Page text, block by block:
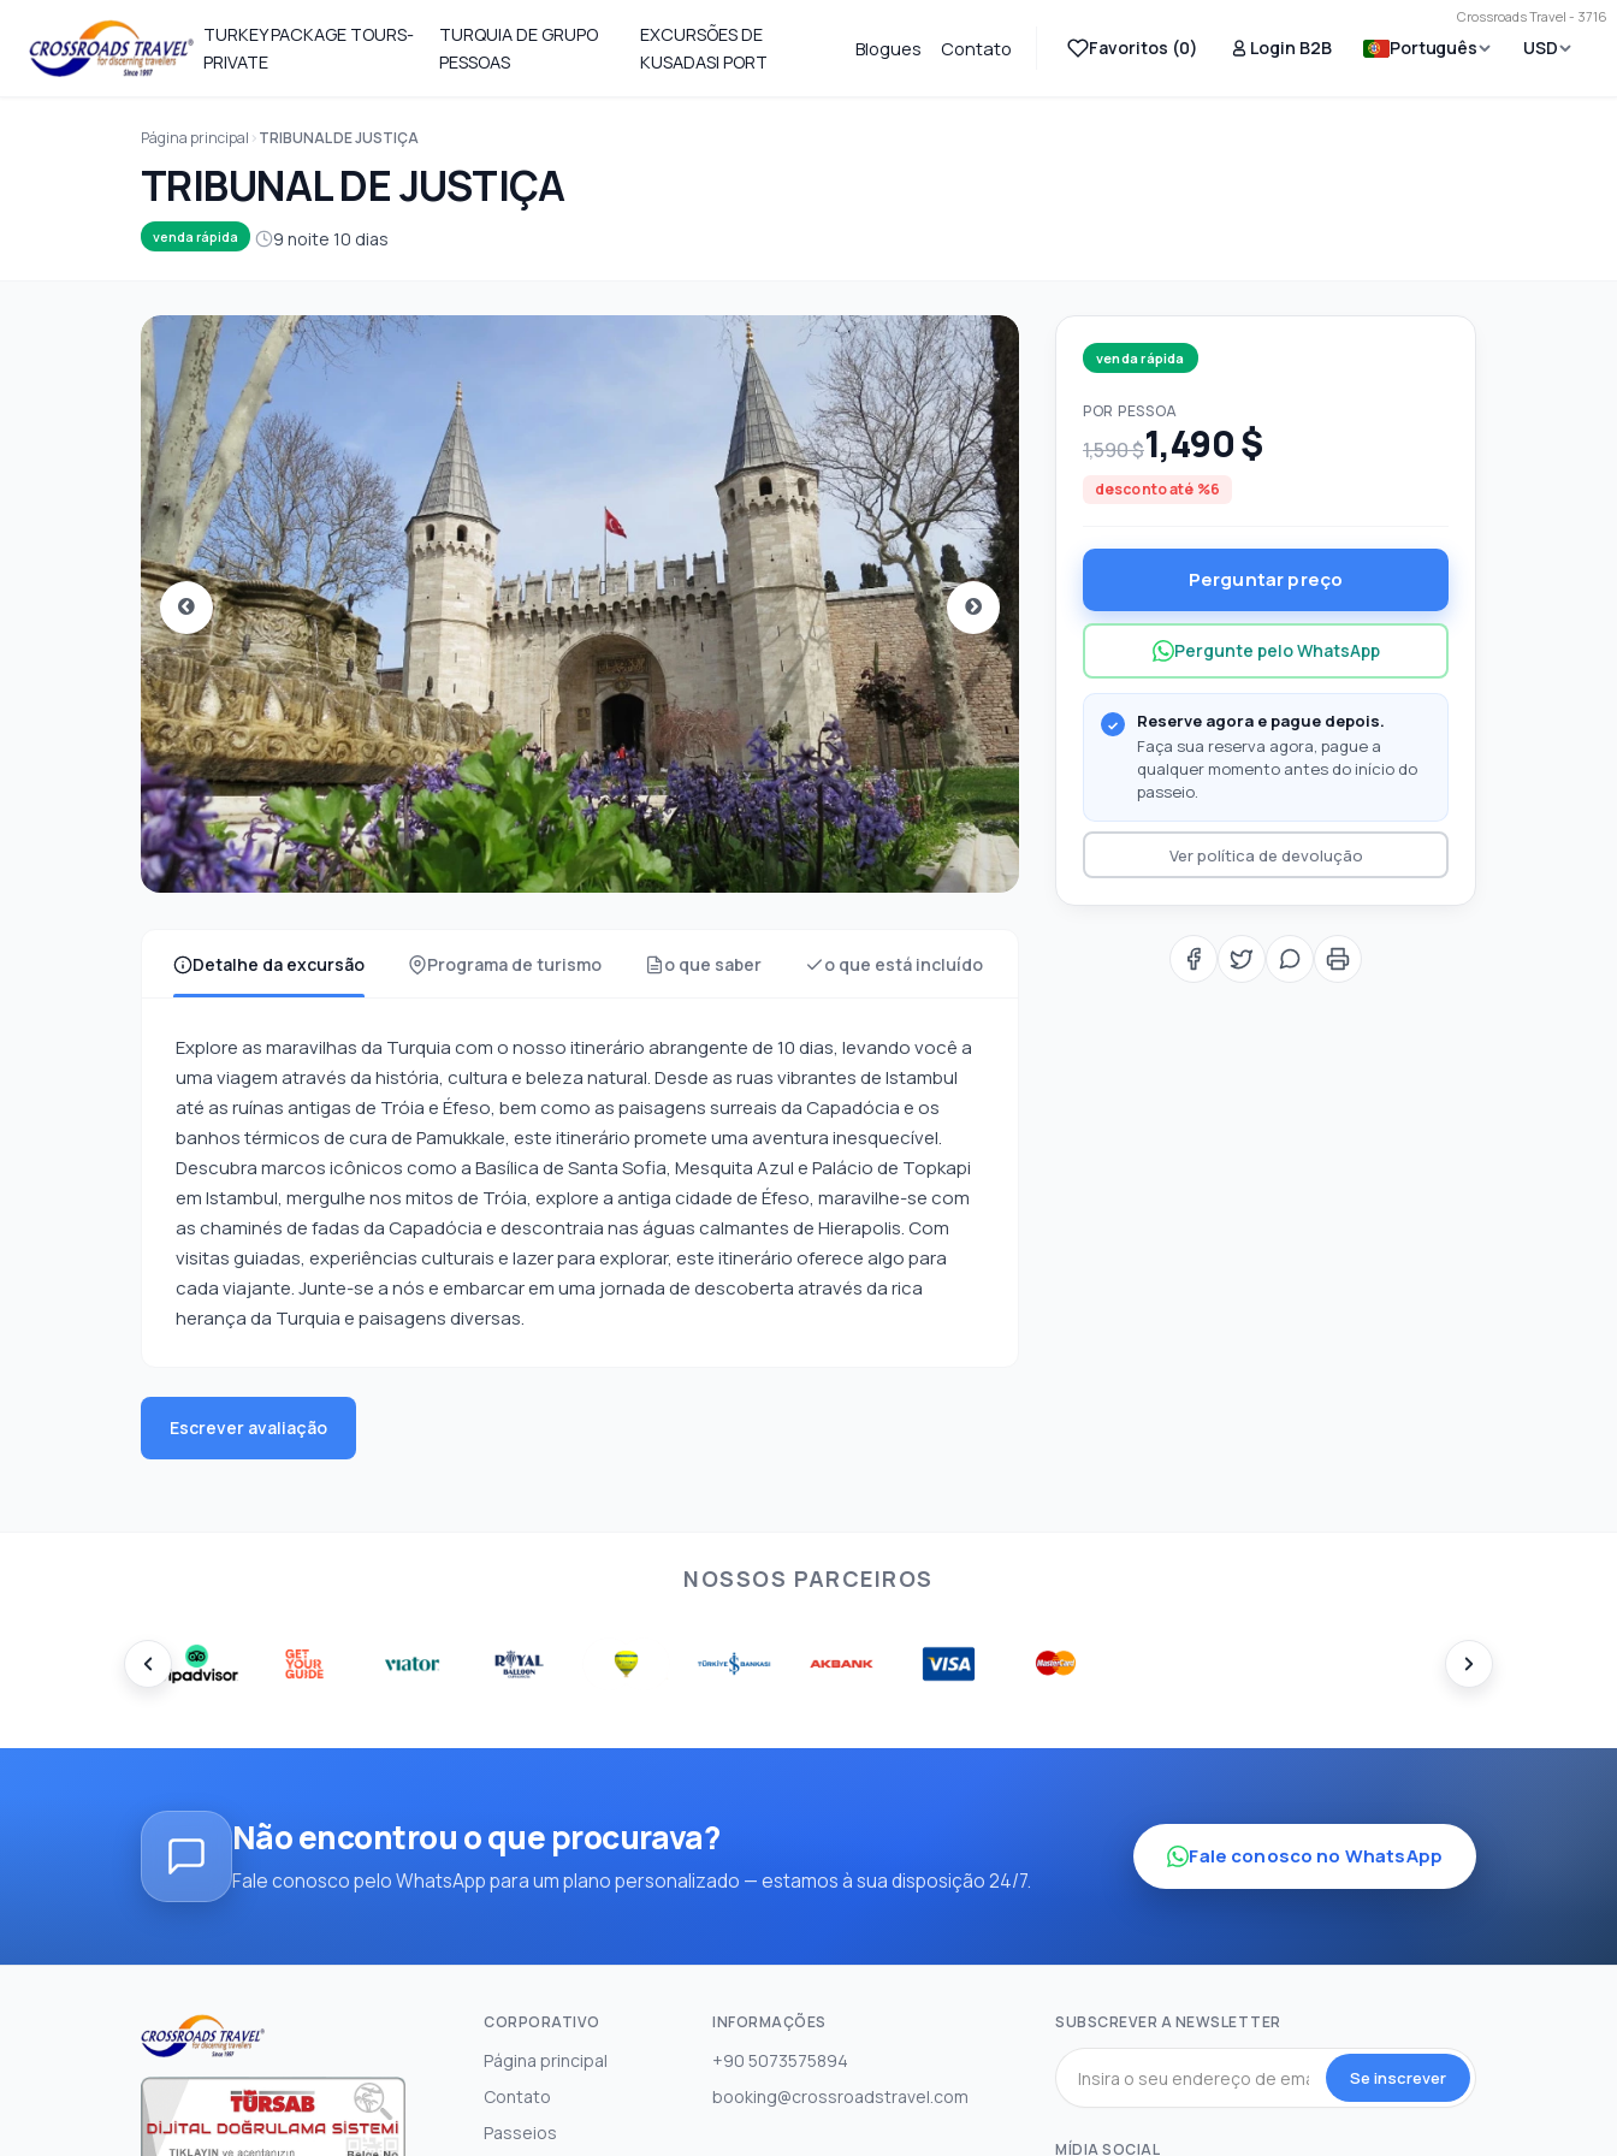
Crossroads Travel - 3716
TURKEY PACKAGE TOURS-
PRIVATE
TURQUIA DE GRUPO
PESSOAS
EXCURSÕES DE
KUSADASI PORT
Blogues Contato Favoritos (0) Login B2B Português USD
Página principal TRIBUNAL DE JUSTIÇA
TRIBUNAL DE JUSTIÇA
venda rápida 9 noite 10 dias
Detalhe da excursão Programa de turismo o que saber o que está incluído
Explore as maravilhas da Turquia com o nosso itinerário abrangente de 10 dias, levando você a
uma viagem através da história, cultura e beleza natural. Desde as ruas vibrantes de Istambul
até as ruínas antigas de Tróia e Éfeso, bem como as paisagens surreais da Capadócia e os
banhos térmicos de cura de Pamukkale, este itinerário promete uma aventura inesquecível.
Descubra marcos icônicos como a Basílica de Santa Sofia, Mesquita Azul e Palácio de Topkapi
em Istambul, mergulhe nos mitos de Tróia, explore a antiga cidade de Éfeso, maravilhe-se com
as chaminés de fadas da Capadócia e descontraia nas águas calmantes de Hierapolis. Com
visitas guiadas, experiências culturais e lazer para explorar, este itinerário oferece algo para
cada viajante. Junte-se a nós e embarcar em uma jornada de descoberta através da rica
herança da Turquia e paisagens diversas.
Escrever avaliação
venda rápida
POR PESSOA
1,590 $1,490 $
desconto até %6
Perguntar preço
Pergunte pelo WhatsApp
Reserve agora e pague depois.
Faça sua reserva agora, pague a
qualquer momento antes do início do
passeio.
Ver política de devolução
NOSSOS PARCEIROS
Não encontrou o que procurava?
Fale conosco pelo WhatsApp para um plano personalizado — estamos à sua disposição 24/7.
Fale conosco no WhatsApp
CORPORATIVO
Página principal
Contato
Passeios
INFORMAÇÕES
+90 5073575894
booking@crossroadstravel.com
SUBSCREVER A NEWSLETTER
Se inscrever
MÍDIA SOCIAL